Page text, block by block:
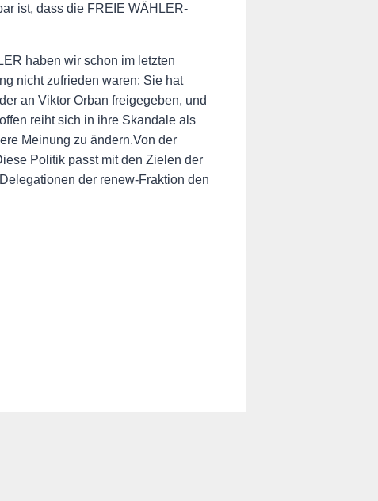
ist, dass die FREIE WÄHLER-
haben wir schon im letzten
nicht zufrieden waren: Sie hat
an Viktor Orban freigegeben, und
reiht sich in ihre Skandale als
Meinung zu ändern.Von der
Politik passt mit den Zielen der
der renew-Fraktion den